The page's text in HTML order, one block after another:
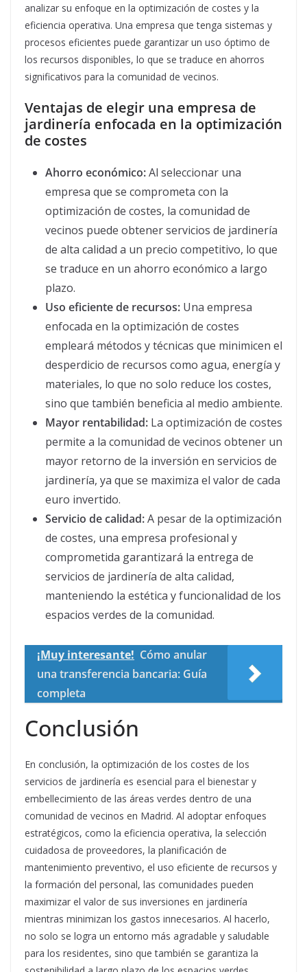
analizar su enfoque en la optimización de costes y la
eficiencia operativa. Una empresa que tenga sistemas y
procesos eficientes puede garantizar un uso óptimo de
los recursos disponibles, lo que se traduce en ahorros
significativos para la comunidad de vecinos.
Ventajas de elegir una empresa de
jardinería enfocada en la optimización
de costes
Ahorro económico:Al seleccionar una
empresa que se comprometa con la
optimización de costes, la comunidad de
vecinos puede obtener servicios de jardinería
de alta calidad a un precio competitivo, lo que
se traduce en un ahorro económico a largo
plazo.
Uso eficiente de recursos: Una empresa
enfocada en la optimización de costes
empleará métodos y técnicas que minimicen el
desperdicio de recursos como agua, energía y
materiales, lo que no solo reduce los costes,
sino que también beneficia al medio ambiente.
Mayor rentabilidad: La optimización de costes
permite a la comunidad de vecinos obtener un
mayor retorno de la inversión en servicios de
jardinería, ya que se maximiza el valor de cada
euro invertido.
Servicio de calidad:A pesar de la optimización
de costes, una empresa profesional y
comprometida garantizará la entrega de
servicios de jardinería de alta calidad,
manteniendo la estética y funcionalidad de los
espacios verdes de la comunidad.
¡Muy interesante! Cómo anular
una transferencia bancaria: Guía
completa
Conclusión
En conclusión, la optimización de los costes de los
servicios de jardinería es esencial para el bienestar y
embellecimiento de las áreas verdes dentro de una
comunidad de vecinos en Madrid. Al adoptar enfoques
estratégicos, como la eficiencia operativa, la selección
cuidadosa de proveedores, la planificación de
mantenimiento preventivo, el uso eficiente de recursos y
la formación del personal, las comunidades pueden
maximizar el valor de sus inversiones en jardinería
mientras minimizan los gastos innecesarios. Al hacerlo,
no solo se logra un entorno más agradable y saludable
para los residentes, sino que también se garantiza la